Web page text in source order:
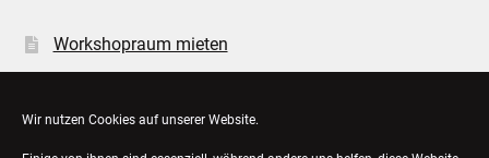
Wir nutzen Cookies auf unserer Website.
Workshopraum mieten